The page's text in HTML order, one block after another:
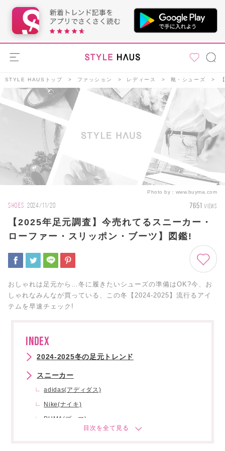
STYLE HAUSトップ ファッション レディース 靴・シューズ
Photo by： www.buyma.com
SHOES 2024/11/20 7651 VIEWS
【2025年足元調査】今売れてるスニーカー・
ローファー・スリッポン・ブーツ】図鑑!
おしゃれは足元から…冬に履きたいシューズの準備はOK?今、お
しゃれなみんなが買っている、この冬【2024-2025】流行るアイ
テムを早速チェック!
INDEX
2024-2025冬の足元トレンド
スニーカー
adidas(アディダス)
Nike(ナイキ)
PUMA(プーマ)
TOD'S(トッズ)